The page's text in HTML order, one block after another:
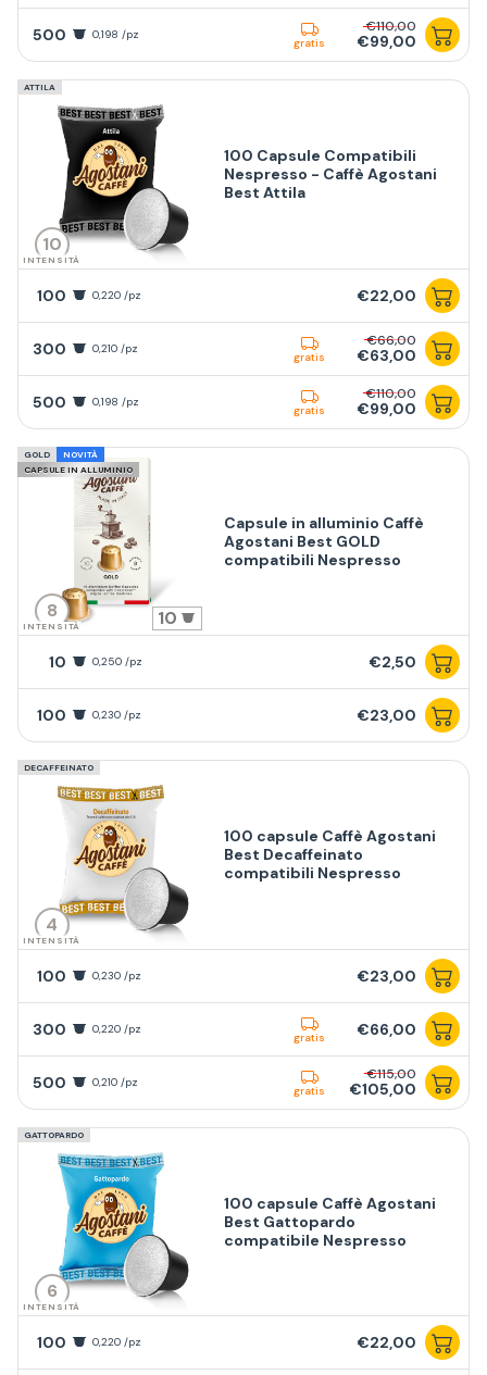
500 0,198 /pz
gratis
€110,00
€99,00
ATTILA
10
INTENSITÀ
100 Capsule Compatibili
Nespresso - Caffè Agostani
Best Attila
100 0,220 /pz €22,00
300 0,210 /pz
gratis
€66,00
€63,00
500 0,198 /pz
gratis
€110,00
€99,00
GOLD
NOVITÀ
CAPSULE IN ALLUMINIO
8
INTENSITÀ 10
Capsule in alluminio Caffè
Agostani Best GOLD
compatibili Nespresso
10 0,250 /pz €2,50
100 0,230 /pz €23,00
DECAFFEINATO
4
INTENSITÀ
100 capsule Caffè Agostani
Best Decaffeinato
compatibili Nespresso
100 0,230 /pz €23,00
300 0,220 /pz
gratis €66,00
500 0,210 /pz
gratis
€115,00
€105,00
GATTOPARDO
6
INTENSITÀ
100 capsule Caffè Agostani
Best Gattopardo
compatibile Nespresso
100 0,220 /pz €22,00